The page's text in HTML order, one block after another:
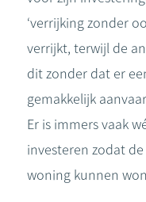
‘verrijking zonder
verrijkt, terwijl de
dit zonder dat er
gemakkelijk
Er is immers vaak
investeren zodat
woning kunnen